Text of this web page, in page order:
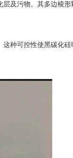
及污物。其多边棱形
种可控性使黑碳化硅